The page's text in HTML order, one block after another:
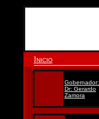
NICIO
Gobernador:
Dr: Gerardo
Zamora